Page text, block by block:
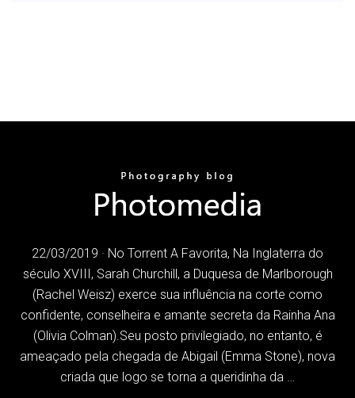
22/03/2019 · No Torrent A Favorita, Na Inglaterra do
século XVIII, Sarah Churchill, a Duquesa de Marlborough
(Rachel Weisz) exerce sua influência na corte como
confidente, conselheira e amante secreta da Rainha Ana
(Olivia Colman).Seu posto privilegiado, no entanto, é
ameaçado pela chegada de Abigail (Emma Stone), nova
criada que logo se torna a queridinha da …